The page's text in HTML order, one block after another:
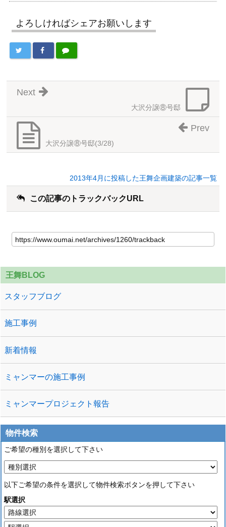
よろしければシェアお願いします
大沢分譲⑧号邸
Next
大沢分譲⑧号邸(3/28)
Prev
2013年4月に投稿した王舞企画建築の記事一覧
この記事のトラックバックURL
王舞BLOG
スタッフブログ
施工事例
新着情報
ミャンマーの施工事例
ミャンマープロジェクト報告
物件検索
ご希望の種別を選択して下さい
以下ご希望の条件を選択して物件検索ボタンを押して下さい
駅選択